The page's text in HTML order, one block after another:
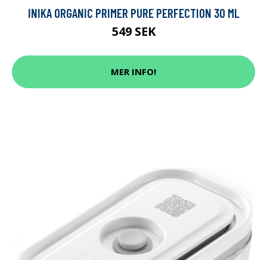
INIKA ORGANIC PRIMER PURE PERFECTION 30 ML
549 SEK
MER INFO!